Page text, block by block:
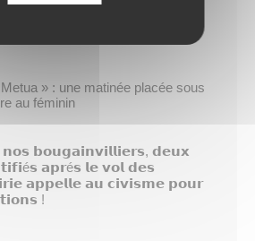
𝘀𝘂𝗿 𝗹𝗮 𝗳𝗶𝗹𝗶è𝗿𝗲
» : une matinée placée sous
au féminin
𝗯𝗼𝘂𝗴𝗮𝗶𝗻𝘃𝗶𝗹𝗹𝗶𝗲𝗿𝘀, 𝗱𝗲𝘂𝘅
𝗮𝗽𝗿é𝘀 𝗹𝗲 𝘃𝗼𝗹 𝗱𝗲𝘀
𝗮𝗽𝗽𝗲𝗹𝗹𝗲 𝗮𝘂 𝗰𝗶𝘃𝗶𝘀𝗺𝗲 𝗽𝗼𝘂𝗿
!